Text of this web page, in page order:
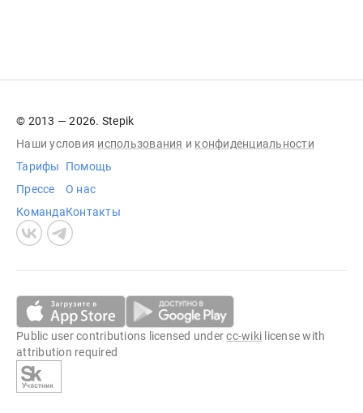
© 2013 — 2026. Stepik
Наши условия использования и конфиденциальности
Тарифы
Прессе
Команда
Помощь
О нас
Контакты
Public user contributions licensed undercc-wiki license with
attribution required